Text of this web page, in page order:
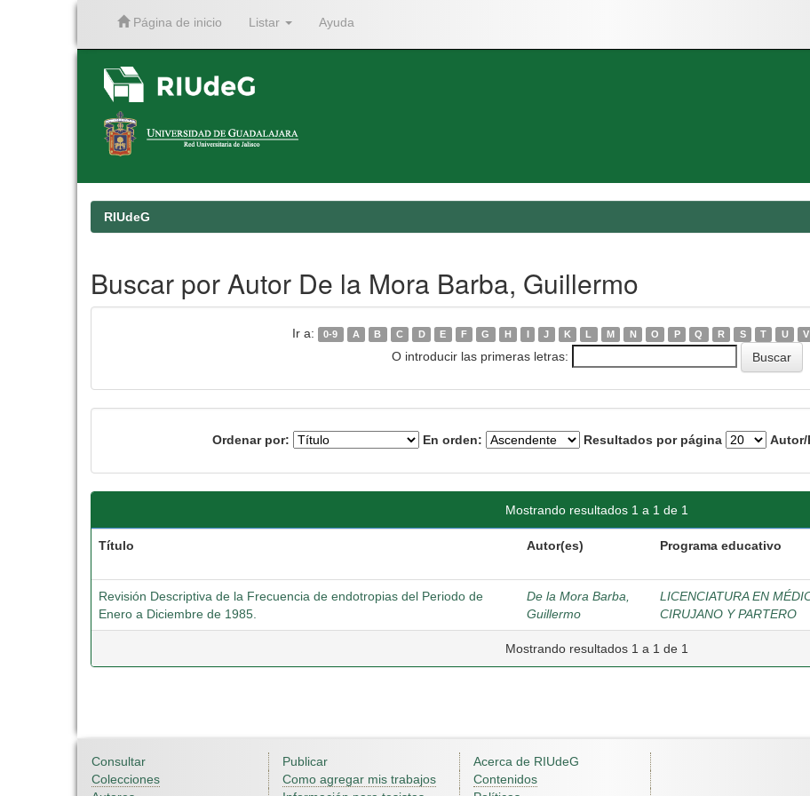
Página de inicio Listar Ayuda
RIUdeG
Buscar por Autor De la Mora Barba, Guillermo
Ir a: 0-9 A B C D E F G H I J K L M N O P Q R S T U V
O introducir las primeras letras:
Ordenar por: En orden: Resultados por página Autor/
Mostrando resultados 1 a 1 de 1
Título Autor(es) Programa educativo
Revisión Descriptiva de la Frecuencia de endotropias del Periodo de
Enero a Diciembre de 1985.
De la Mora Barba,
Guillermo
LICENCIATURA EN
CIRUJANO Y PARTERO
Mostrando resultados 1 a 1 de 1
Consultar
Colecciones
Publicar
Como agregar mis trabajos
Acerca de RIUdeG
Contenidos